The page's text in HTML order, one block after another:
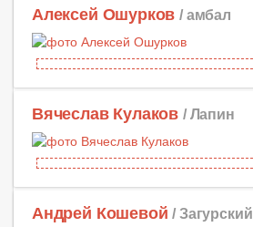
Алексей Ошурков / амбал
Вячеслав Кулаков / Лапин
Андрей Кошевой / Загурский